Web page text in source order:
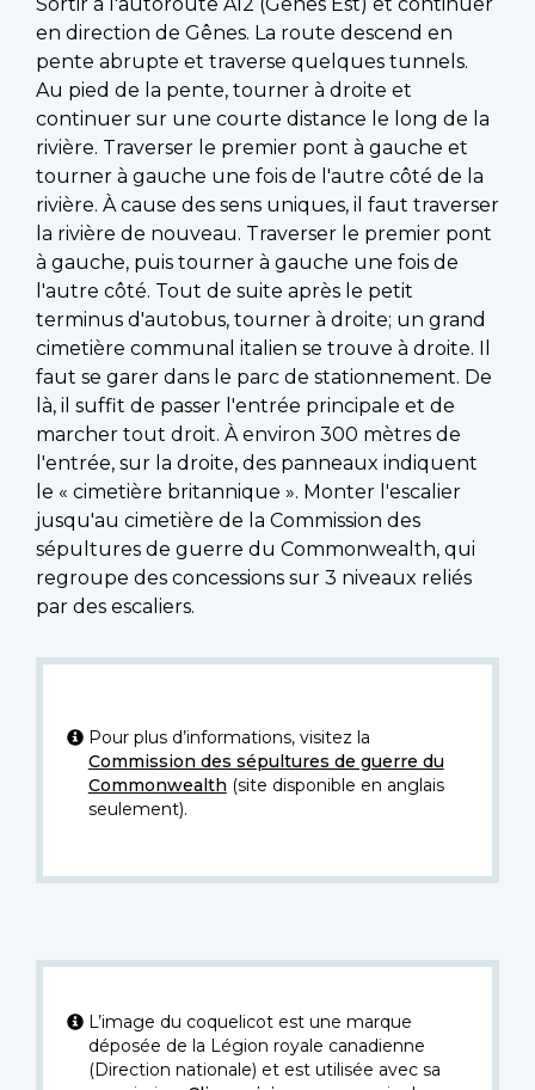
en direction de Gênes. La route descend en
pente abrupte et traverse quelques tunnels.
Au pied de la pente, tourner à droite et
continuer sur une courte distance le long de la
rivière. Traverser le premier pont à gauche et
tourner à gauche une fois de l'autre côté de la
rivière. À cause des sens uniques, il faut traverser
la rivière de nouveau. Traverser le premier pont
à gauche, puis tourner à gauche une fois de
l'autre côté. Tout de suite après le petit
terminus d'autobus, tourner à droite; un grand
cimetière communal italien se trouve à droite. Il
faut se garer dans le parc de stationnement. De
là, il suffit de passer l'entrée principale et de
marcher tout droit. À environ 300 mètres de
l'entrée, sur la droite, des panneaux indiquent
le « cimetière britannique ». Monter l'escalier
jusqu'au cimetière de la Commission des
sépultures de guerre du Commonwealth, qui
regroupe des concessions sur 3 niveaux reliés
par des escaliers.
Pour plus d’informations, visitez la
Commission des sépultures de guerre du
Commonwealth (site disponible en anglais
seulement).
L’image du coquelicot est une marque
déposée de la Légion royale canadienne
(Direction nationale) et est utilisée avec sa